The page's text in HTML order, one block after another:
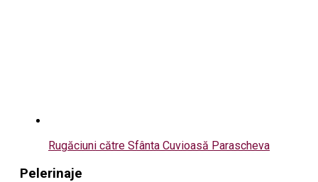
Rugăciuni către Sfânta Cuvioasă Parascheva
Pelerinaje